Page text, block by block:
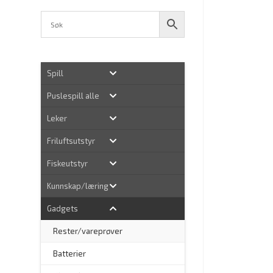
Spill
Puslespill alle
Leker
Friluftsutstyr
Fiskeutstyr
Kunnskap/læring
Gadgets
Rester/vareprøver
Batterier